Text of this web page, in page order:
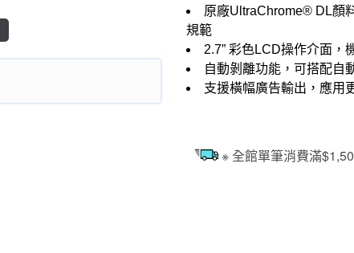
原廠UltraChrome® DL顏
規範
2.7” 彩色LCD操作介面，
自動剝離功能，可搭配自
支援橫幅廣告輸出，應用
※ 全館單筆消費滿